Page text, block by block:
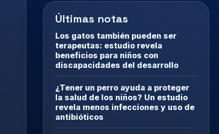
Últimas notas
Los gatos también pueden ser
terapeutas: estudio revela
beneficios para niños con
discapacidades del desarrollo
¿Tener un perro ayuda a proteger
la salud de los niños? Un estudio
revela menos infecciones y uso de
antibióticos